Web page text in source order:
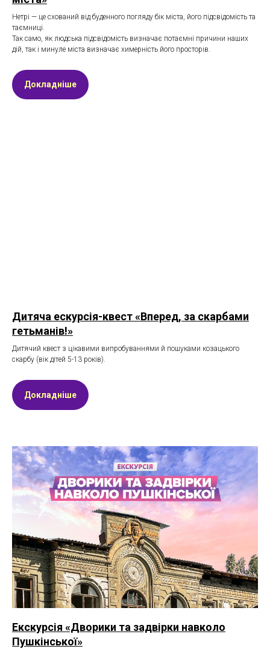
Нетрі — це схований від буденного погляду бік міста, його підсвідомість та
таємниці.
Так само, як людська підсвідомість визначає потаємні причини наших
дій, так і минуле міста визначає химерність його просторів.
Докладніше
Дитяча ескурсія-квест «Вперед, за скарбами
гетьманів!»
Дитячий квест з цікавими випробуваннями й пошуками козацького
скарбу (вік дітей 5-13 років).
Докладніше
Екскурсія «Дворики та задвірки навколо
Пушкінської»